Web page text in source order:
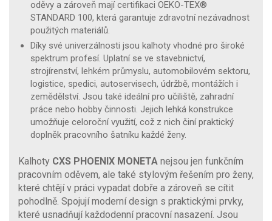
oděvy a zároveň mají certifikaci OEKO-TEX®
STANDARD 100, která garantuje zdravotní nezávadnost
použitých materiálů.
Díky své univerzálnosti jsou kalhoty vhodné pro široké
spektrum profesí. Uplatní se ve stavebnictví,
strojírenství, lehkém průmyslu, automobilovém sektoru,
logistice, spedici, autoservisech, údržbě, montážích i
zemědělství. Jsou také ideální pro učiliště, zahradní
práce nebo hobby činnosti. Jejich lehká konstrukce
umožňuje celoroční využití, což z nich činí praktický
doplněk pracovního šatníku každé ženy.
Kalhoty CXS PHOENIX MONETA nejsou jen funkčním
pracovním oděvem, ale také stylovým řešením pro ženy,
které chtějí v práci vypadat dobře a zároveň se cítit
pohodlně. Spojují moderní design s praktickými prvky,
které usnadňují každodenní pracovní nasazení. Jsou